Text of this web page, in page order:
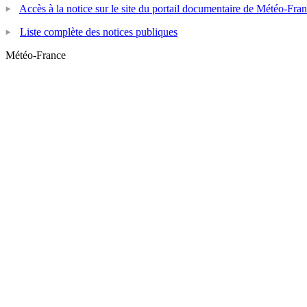
Accès à la notice sur le site du portail documentaire de Météo-
Liste complète des notices publiques
Météo-France